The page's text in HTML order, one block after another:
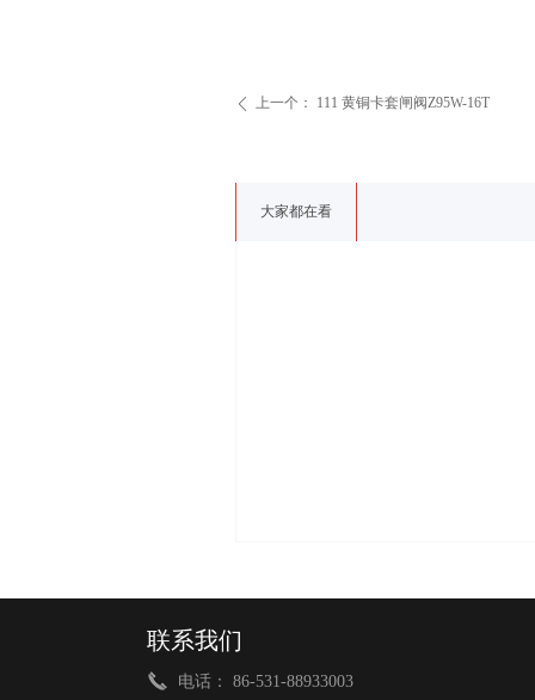
大家都在看
ꄴ 上一个： 111 黄铜卡套闸阀Z95W-16T
联系我们
电话： 86-531-88933003